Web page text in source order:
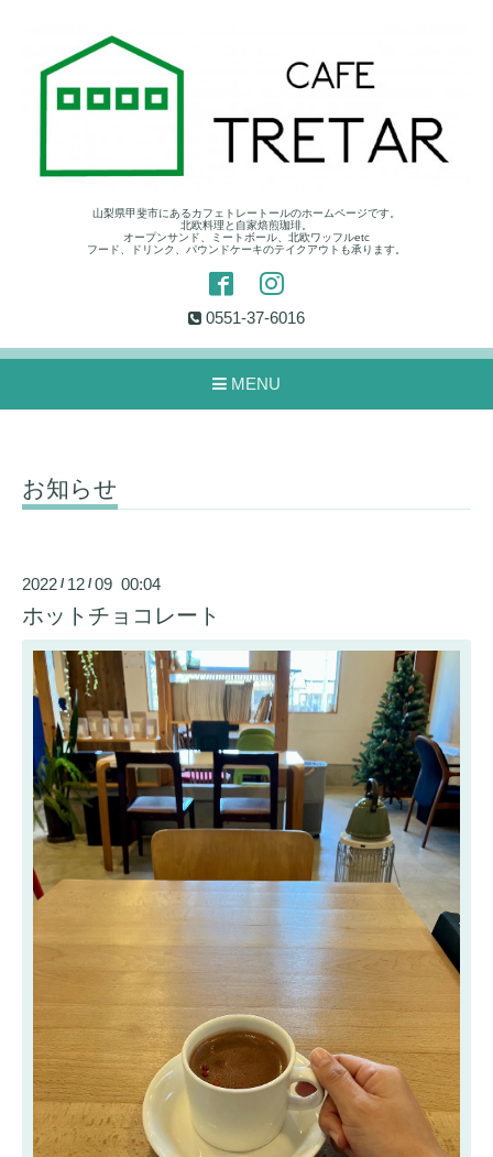
山梨県甲斐市にあるカフェトレートールのホームページです。
北欧料理と自家焙煎珈琲。
オープンサンド、ミートボール、北欧ワッフルetc
フード、ドリンク、パウンドケーキのテイクアウトも承ります。
0551-37-6016
MENU
お知らせ
2022 / 12 /09 00:04
ホットチョコレート